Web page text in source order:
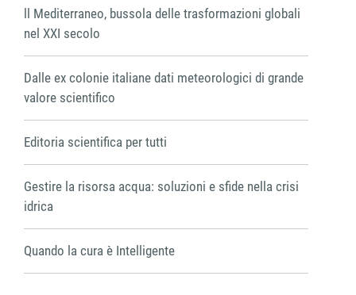
ll Mediterraneo, bussola delle trasformazioni globali
nel XXI secolo
Dalle ex colonie italiane dati meteorologici di grande
valore scientifico
Editoria scientifica per tutti
Gestire la risorsa acqua: soluzioni e sfide nella crisi
idrica
Quando la cura è Intelligente